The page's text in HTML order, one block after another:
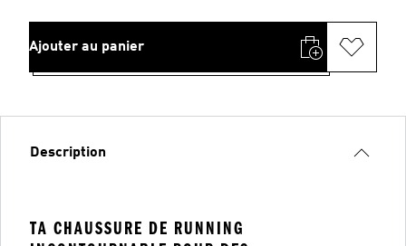
Ajouter au panier
Description
TA CHAUSSURE DE RUNNING